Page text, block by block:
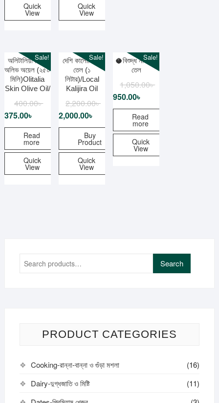
Quick
View
Quick
View
Sale!
অলিটালিয়া স্কিন
অলিভ অয়েল (২৫০
মিলি)Olitalia
Skin Olive Oil/
400.00৳
375.00৳
Read
more
Quick
View
Sale!
দেশি কালোজিরার
তেল (১
লিটার)/Local
Kalijira Oil
2,200.00৳
2,000.00৳
Buy
Product
Quick
View
Sale!
🥥বিশুদ্ধ নারকেল
তেল
1,050.00৳
950.00৳
Read
more
Quick
View
Search
Search
PRODUCT CATEGORIES
Cooking-রান্না-বান্না ও গুঁড়া মশলা
(16)
Dairy-দুগ্ধজাতি ও মিষ্টি
(11)